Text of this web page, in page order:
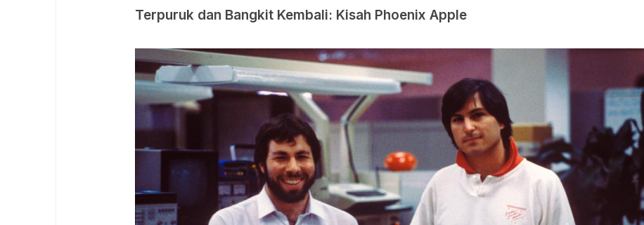
Terpuruk dan Bangkit Kembali: Kisah Phoenix Apple